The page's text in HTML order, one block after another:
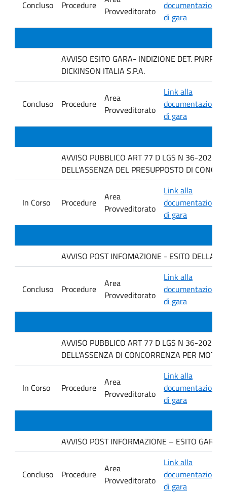
Concluso Procedure
Provveditorato
documentazione
di gara
AVVISO ESITO GARA- INDIZIONE DET. PNRR
DICKINSON ITALIA S.P.A.
Concluso Procedure
Area
Provveditorato
Link alla
documentazione
di gara
AVVISO PUBBLICO ART 77 D LGS N 36-2023
DELL'ASSENZA DEL PRESUPPOSTO DI
In Corso Procedure
Area
Provveditorato
Link alla
documentazione
di gara
AVVISO POST INFOMAZIONE - ESITO DELLA
Concluso Procedure
Area
Provveditorato
Link alla
documentazione
di gara
AVVISO PUBBLICO ART 77 D LGS N 36-2023
DELL'ASSENZA DI CONCORRENZA PER MOTIVI
In Corso Procedure
Area
Provveditorato
Link alla
documentazione
di gara
AVVISO POST INFORMAZIONE – ESITO GARA
Concluso Procedure
Area
Provveditorato
Link alla
documentazione
di gara